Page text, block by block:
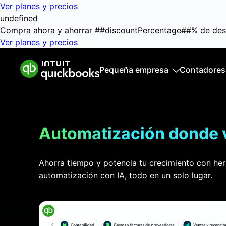
Ver planes y precios
undefined
Compra ahora y ahorrar ##discountPercentage##% de
Ver planes y precios
Pequeña empresa Contadores
Planes y precios
Recursos para pequeñas
Automatización donde
Ahorra tiempo y potencia tu crecimiento con
automatización con IA, todo en un solo lugar.